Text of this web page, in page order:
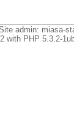
admin: miasa-
with PHP 5.3.2-